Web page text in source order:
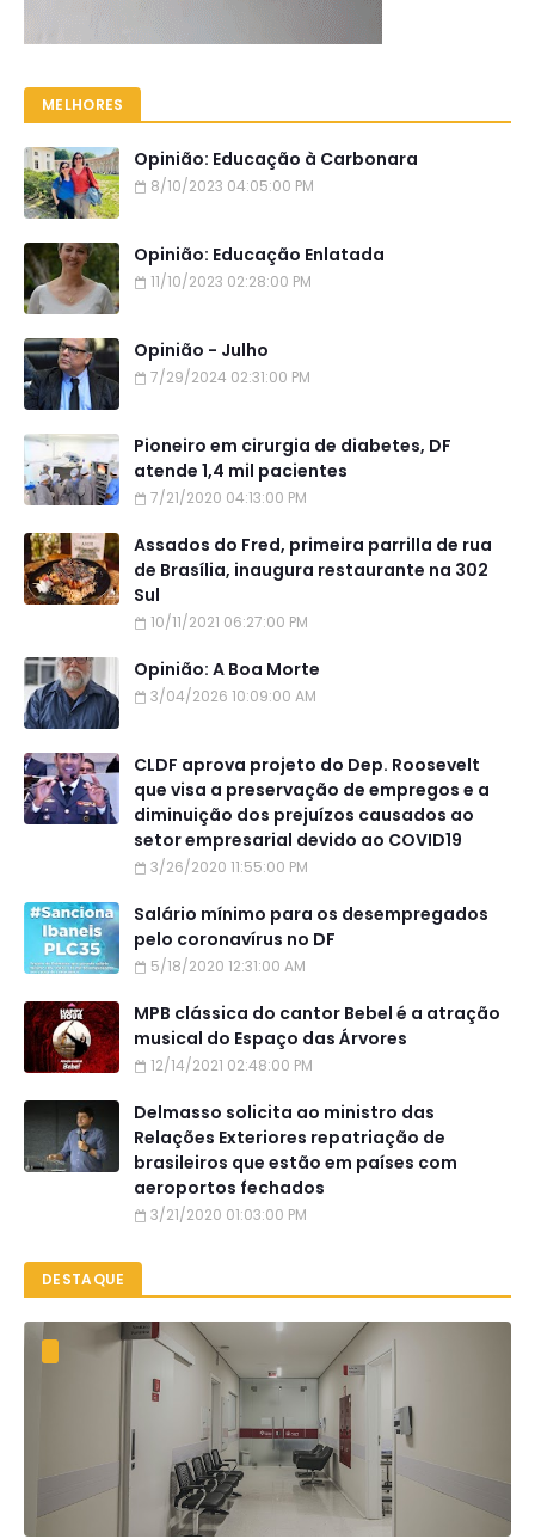
MELHORES
Opinião: Educação à Carbonara
8/10/2023 04:05:00 PM
Opinião: Educação Enlatada
11/10/2023 02:28:00 PM
Opinião - Julho
7/29/2024 02:31:00 PM
Pioneiro em cirurgia de diabetes, DF
atende 1,4 mil pacientes
7/21/2020 04:13:00 PM
Assados do Fred, primeira parrilla de rua
de Brasília, inaugura restaurante na 302
Sul
10/11/2021 06:27:00 PM
Opinião: A Boa Morte
3/04/2026 10:09:00 AM
CLDF aprova projeto do Dep. Roosevelt
que visa a preservação de empregos e a
diminuição dos prejuízos causados ao
setor empresarial devido ao COVID19
3/26/2020 11:55:00 PM
Salário mínimo para os desempregados
pelo coronavírus no DF
5/18/2020 12:31:00 AM
MPB clássica do cantor Bebel é a atração
musical do Espaço das Árvores
12/14/2021 02:48:00 PM
Delmasso solicita ao ministro das
Relações Exteriores repatriação de
brasileiros que estão em países com
aeroportos fechados
3/21/2020 01:03:00 PM
DESTAQUE